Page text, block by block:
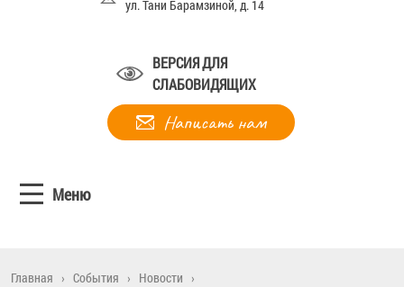
ул. Тани Барамзиной, д. 14
ВЕРСИЯ ДЛЯ
СЛАБОВИДЯЩИХ
Написать нам
Меню
Главная › События › Новости ›